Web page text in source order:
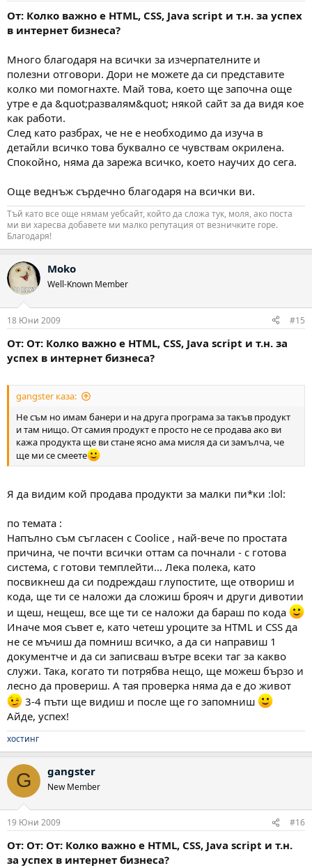
От: Колко важно е HTML, CSS, Java script и т.н. за успех
в интернет бизнеса?
Много благодаря на всички за изчерпателните и
полезни отговори. Дори не можете да си представите
колко ми помогнахте. Май това, което ще започна още
утре е да &quot;развалям&quot; някой сайт за да видя кое
как работи.
След като разбрах, че не е необходимо да изуча в
детайли всичко това буквално се чувствам окрилена.
Спокойно, няма да зарежа всичко, което научих до сега.
Още веднъж сърдечно благодаря на всички ви.
Тъй като все още нямам уебсайт, който да сложа тук, моля, ако поста
ми ви харесва добавете ми малко репутация от везничките горе.
Благодаря!
Moko
Well-Known Member
18 Юни 2009 #15
От: От: Колко важно е HTML, CSS, Java script и т.н. за
успех в интернет бизнеса?
gangster каза:
Не съм но имам банери и на друга програма за такъв продукт
и там нищо. От самия продукт е просто не се продава ако ви
кажа продукта ще ви стане ясно ама мисля да си замълча, че
ще ми се смеете
Я да видим кой продава продукти за малки пи*ки :lol:
по темата :
Напълно съм съгласен с Coolice , най-вече по простата
причина, че почти всички оттам са почнали - с готова
система, с готови темплейти... Лека полека, като
посвикнеш да си подреждаш глупостите, ще отвориш и
кода, ще ти се наложи да сложиш брояч и други дивотии
и щеш, нещеш, все ще ти се наложи да бараш по кода
Иначе моя съвет е, като четеш уроците за HTML и CSS да
не се мъчиш да помниш всичко, а да си направиш 1
документче и да си записваш вътре всеки таг за какво
служи. Така, когато ти потрябва нещо, ще можеш бързо и
лесно да провериш. А тая проверка няма да е до живот
3-4 пъти ще видиш и после ще го запомниш
Айде, успех!
хостинг
G gangster
New Member
19 Юни 2009 #16
От: От: От: Колко важно е HTML, CSS, Java script и т.н.
за успех в интернет бизнеса?